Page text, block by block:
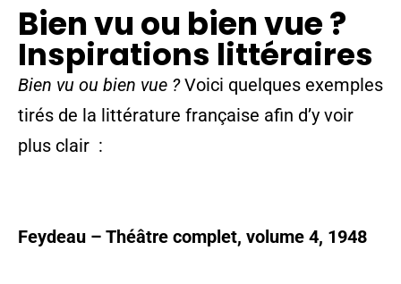
Bien vu ou bien vue ?
Inspirations littéraires
Bien vu ou bien vue ?Voici quelques exemples
tirés de la littérature française afin d’y voir
plus clair :
Feydeau – Théâtre complet, volume 4, 1948